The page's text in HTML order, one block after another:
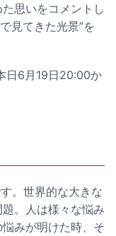
思いをコメントし
見てきた光景”を
日6月19日20:00か
。世界的な大きな
。人は様々な悩み
みが明けた時、そ